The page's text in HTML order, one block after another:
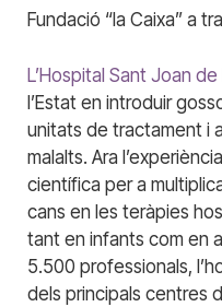
Fundació “la Caixa” a
L’Hospital Sant Joan de
l’Estat en introduir
unitats de tractament i
malalts. Ara
científica per a
cans en les teràpies
tant en infants com en
5.500 professionals,
dels principals centres